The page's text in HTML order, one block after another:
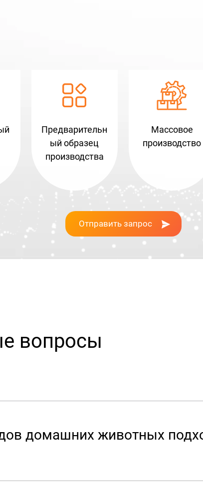
Предварительн
ый образец
производства
Массовое
производство
Отправить запрос
вопросы
домашних животных